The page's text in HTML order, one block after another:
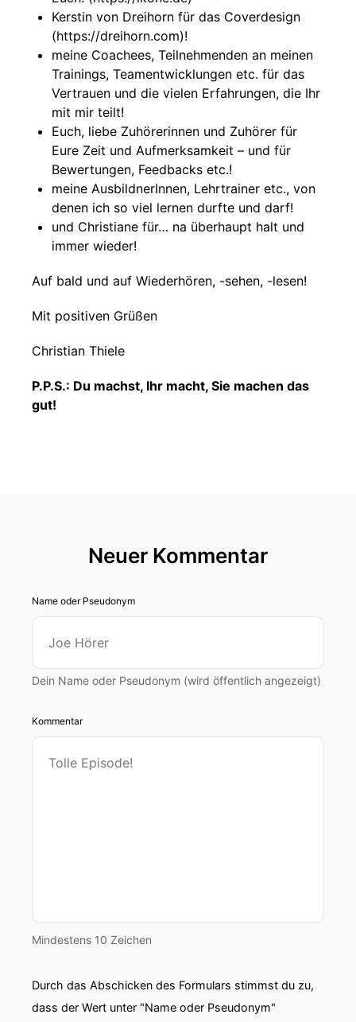
Kerstin von Dreihorn für das Coverdesign
(https://dreihorn.com)!
meine Coachees, Teilnehmenden an meinen
Trainings, Teamentwicklungen etc. für das
Vertrauen und die vielen Erfahrungen, die Ihr
mit mir teilt!
Euch, liebe Zuhörerinnen und Zuhörer für
Eure Zeit und Aufmerksamkeit – und für
Bewertungen, Feedbacks etc.!
meine AusbildnerInnen, Lehrtrainer etc., von
denen ich so viel lernen durfte und darf!
und Christiane für… na überhaupt halt und
immer wieder!
Auf bald und auf Wiederhören, -sehen, -lesen!
Mit positiven Grüßen
Christian Thiele
P.P.S.: Du machst, Ihr macht, Sie machen das
gut!
Neuer Kommentar
Name oder Pseudonym
Dein Name oder Pseudonym (wird öffentlich angezeigt)
Kommentar
Mindestens 10 Zeichen
Durch das Abschicken des Formulars stimmst du zu,
dass der Wert unter "Name oder Pseudonym"